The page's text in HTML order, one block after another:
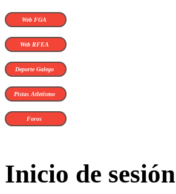
Web FGA
Web RFEA
Deporte Galego
Pistas Atletismo
Foros
Inicio de sesión